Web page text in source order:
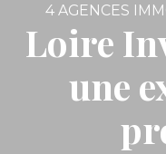
4 AGENCES
Loire
une